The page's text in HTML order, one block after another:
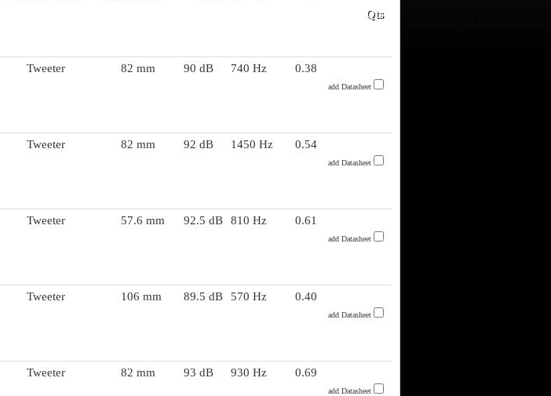
Qts
Tweeter 82 mm 90 dB 740 Hz
0.38
add Datasheet
Tweeter 82 mm 92 dB 1450 Hz
0.54
add Datasheet
Tweeter 57.6 mm 92.5 dB 810 Hz
0.61
add Datasheet
Tweeter 106 mm 89.5 dB 570 Hz
0.40
add Datasheet
Tweeter 82 mm 93 dB 930 Hz
0.69
add Datasheet